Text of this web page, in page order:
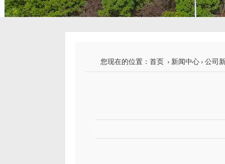
您现在的位置： 首页 › 新闻中心 › 公司